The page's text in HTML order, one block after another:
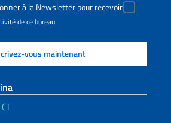
à la Newsletter pour recevoir
de ce bureau